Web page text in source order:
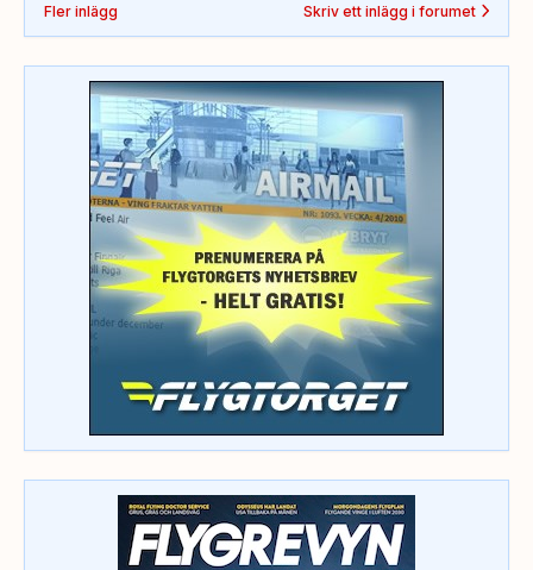
Fler inlägg Skriv ett inlägg i forumet